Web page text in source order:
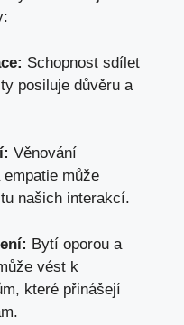
Schopnost sdílet
posiluje důvěru a
Věnování
může
našich interakcí.
Bytí oporou a
vést k
které přinášejí